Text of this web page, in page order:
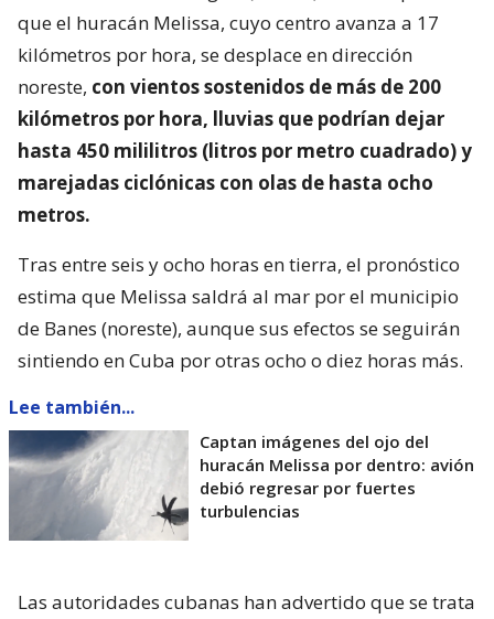
que el huracán Melissa, cuyo centro avanza a 17
kilómetros por hora, se desplace en dirección
noreste, con vientos sostenidos de más de 200
kilómetros por hora, lluvias que podrían dejar
hasta 450 mililitros (litros por metro cuadrado) y
marejadas ciclónicas con olas de hasta ocho
metros.
Tras entre seis y ocho horas en tierra, el pronóstico
estima que Melissa saldrá al mar por el municipio
de Banes (noreste), aunque sus efectos se seguirán
sintiendo en Cuba por otras ocho o diez horas más.
Lee también...
Captan imágenes del ojo del
huracán Melissa por dentro: avión
debió regresar por fuertes
turbulencias
Las autoridades cubanas han advertido que se trata